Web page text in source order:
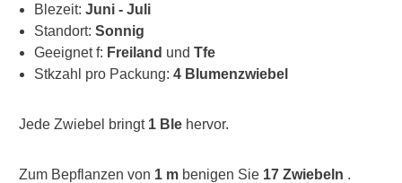
Blezeit: Juni - Juli
Standort: Sonnig
Geeignet f: Freiland und Tfe
Stkzahl pro Packung: 4 Blumenzwiebel
Jede Zwiebel bringt 1 Ble hervor.
Zum Bepflanzen von 1 m benigen Sie 17 Zwiebeln .